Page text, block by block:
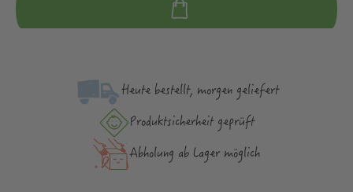
Heute bestellt, morgen geliefert
Produktsicher­heit geprüft
Abholung ab Lager möglich